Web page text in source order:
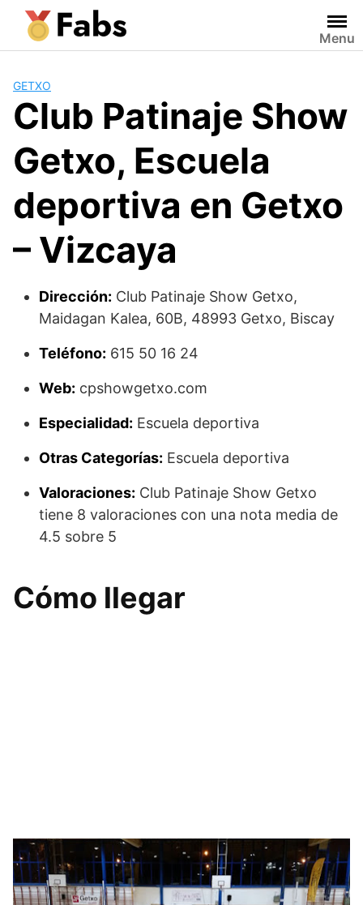
Saltar
contenido
Menu
GETXO
Club Patinaje Show
Getxo, Escuela
deportiva en Getxo
– Vizcaya
Dirección: Club Patinaje Show Getxo,
Maidagan Kalea, 60B, 48993 Getxo, Biscay
Teléfono: 615 50 16 24
Web: cpshowgetxo.com
Especialidad: Escuela deportiva
Otras Categorías: Escuela deportiva
Valoraciones: Club Patinaje Show Getxo
tiene 8 valoraciones con una nota media de
4.5 sobre 5
Cómo llegar